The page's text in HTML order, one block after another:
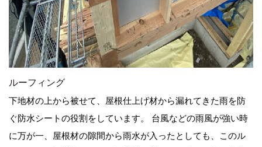
ルーフィング
下地材の上から被せて、屋根仕上げ材から漏れてきた雨を防
ぐ防水シートの役割をしています。 台風などの雨風が強い時
に万が一、屋根材の隙間から雨水が入ったとしても、このル